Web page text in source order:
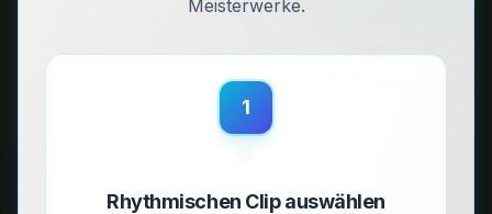
Meisterwerke.
1
🎬
Rhythmischen Clip auswählen